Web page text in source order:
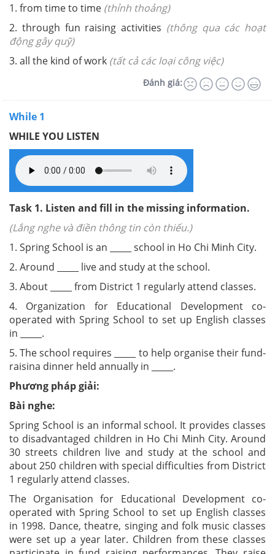
1. from time to time (thỉnh thoảng)
2. through fun raising activities (thông qua các hoạt
động gây quỹ)
3. all the kind of work (tất cả các loại công việc)
Đánh giá:
While 1
WHILE YOU LISTEN
Task 1. Listen and fill in the missing information.
(Lắng nghe và điền thông tin còn thiếu.)
1. Spring School is an _____ school in Ho Chi Minh City.
2. Around _____ live and study at the school.
3. About _____ from District 1 regularly attend classes.
4. Organization for Educational Development co-
operated with Spring School to set up English classes
in _____.
5. The school requires _____ to help organise their fund-
raisina dinner held annually in _____.
Phương pháp giải:
Bài nghe:
Spring School is an informal school. It provides classes
to disadvantaged children in Ho Chi Minh City. Around
30 streets children live and study at the school and
about 250 children with special difficulties from District
1 regularly attend classes.
The Organisation for Educational Development co-
operated with Spring School to set up English classes
in 1998. Dance, theatre, singing and folk music classes
were set up a year later. Children from these classes